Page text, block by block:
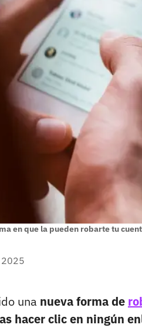
en que la pueden robarte tu
2025
una nueva forma de
hacer clic en ningún